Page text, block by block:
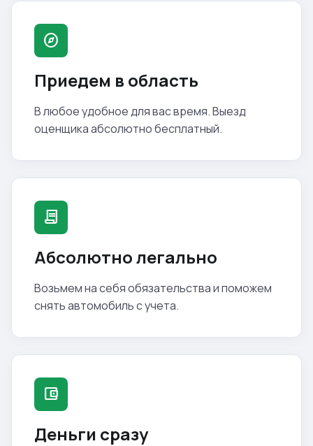
explore
Приедем в область
В любое удобное для вас время. Выезд
оценщика абсолютно бесплатный.
contract
Абсолютно легально
Возьмем на себя обязательства и поможем
снять автомобиль с учета.
account_balance_wallet
Деньги сразу